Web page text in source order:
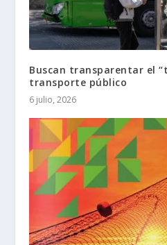
Buscan transparentar el
transporte público
6 julio, 2026